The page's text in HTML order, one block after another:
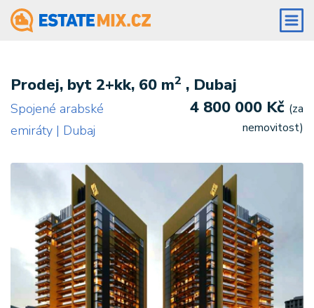
Prodej, byt 2+kk, 60 m2 , Dubaj
Spojené arabské
emiráty | Dubaj
4 800 000 Kč (za
nemovitost)